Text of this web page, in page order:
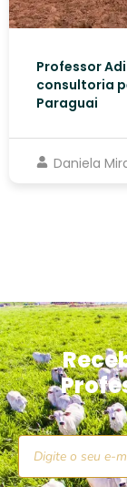
Professor
consultoria
Paraguai
Daniela